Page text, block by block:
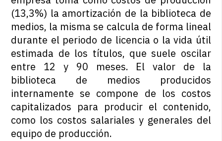
(13,3%) la amortización de la biblioteca de
medios, la misma se calcula de forma lineal
durante el periodo de licencia o la vida útil
estimada de los títulos, que suele oscilar
entre 12 y 90 meses. El valor de la
biblioteca de medios producidos
internamente se compone de los costos
capitalizados para producir el contenido,
como los costos salariales y generales del
equipo de producción.